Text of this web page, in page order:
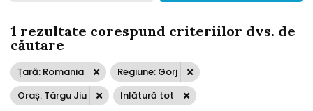
1 rezultate corespund criteriilor dvs. de
căutare
Țară: Romania
Regiune: Gorj
Oraș: Târgu Jiu
Inlătură tot